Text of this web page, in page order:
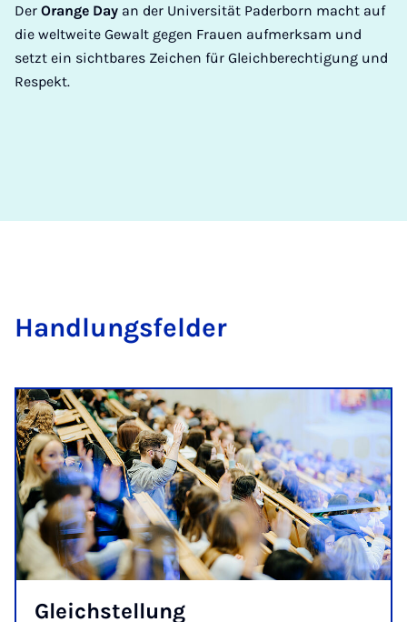
Der Orange Day an der Universität Paderborn macht auf
die weltweite Gewalt gegen Frauen aufmerksam und
setzt ein sichtbares Zeichen für Gleichberechtigung und
Respekt.
Hand­lungs­fel­der
Gleich­stel­lung